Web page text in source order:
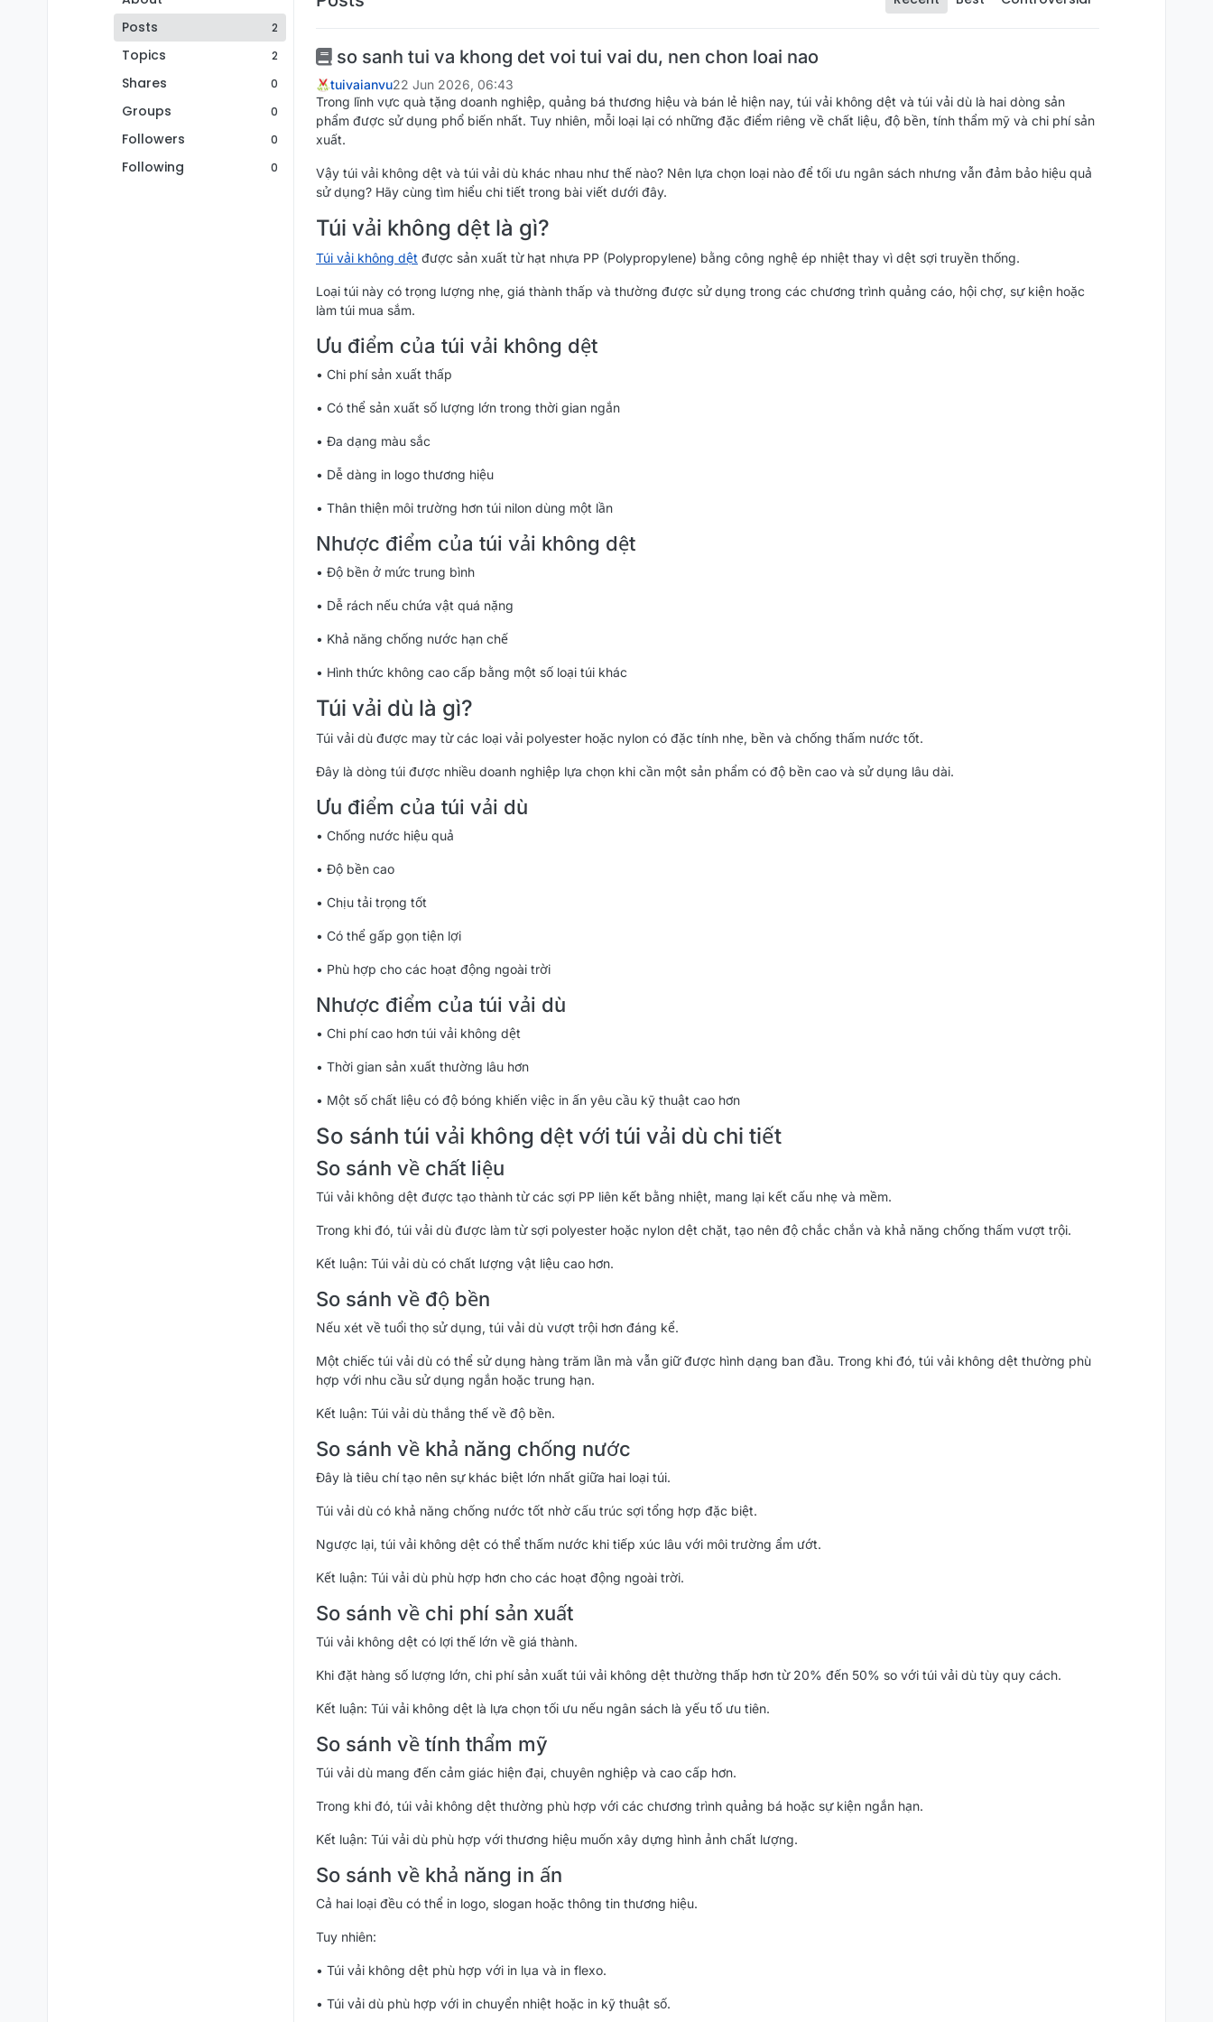
Posts
2
Topics 2
Shares 0
Groups 0
Followers 0
Following 0
so sanh tui va khong det voi tui vai du, nen chon loai nao
tuivaianvu22 Jun 2026, 06:43
Trong lĩnh vực quà tặng doanh nghiệp, quảng bá thương hiệu và bán lẻ hiện nay, túi vải không dệt và túi vải dù là hai dòng sản
phẩm được sử dụng phổ biến nhất. Tuy nhiên, mỗi loại lại có những đặc điểm riêng về chất liệu, độ bền, tính thẩm mỹ và chi phí sản
xuất.
Vậy túi vải không dệt và túi vải dù khác nhau như thế nào? Nên lựa chọn loại nào để tối ưu ngân sách nhưng vẫn đảm bảo hiệu quả
sử dụng? Hãy cùng tìm hiểu chi tiết trong bài viết dưới đây.
Túi vải không dệt là gì?
Túi vải không dệt được sản xuất từ hạt nhựa PP (Polypropylene) bằng công nghệ ép nhiệt thay vì dệt sợi truyền thống.
Loại túi này có trọng lượng nhẹ, giá thành thấp và thường được sử dụng trong các chương trình quảng cáo, hội chợ, sự kiện hoặc
làm túi mua sắm.
Ưu điểm của túi vải không dệt
• Chi phí sản xuất thấp
• Có thể sản xuất số lượng lớn trong thời gian ngắn
• Đa dạng màu sắc
• Dễ dàng in logo thương hiệu
• Thân thiện môi trường hơn túi nilon dùng một lần
Nhược điểm của túi vải không dệt
• Độ bền ở mức trung bình
• Dễ rách nếu chứa vật quá nặng
• Khả năng chống nước hạn chế
• Hình thức không cao cấp bằng một số loại túi khác
Túi vải dù là gì?
Túi vải dù được may từ các loại vải polyester hoặc nylon có đặc tính nhẹ, bền và chống thấm nước tốt.
Đây là dòng túi được nhiều doanh nghiệp lựa chọn khi cần một sản phẩm có độ bền cao và sử dụng lâu dài.
Ưu điểm của túi vải dù
• Chống nước hiệu quả
• Độ bền cao
• Chịu tải trọng tốt
• Có thể gấp gọn tiện lợi
• Phù hợp cho các hoạt động ngoài trời
Nhược điểm của túi vải dù
• Chi phí cao hơn túi vải không dệt
• Thời gian sản xuất thường lâu hơn
• Một số chất liệu có độ bóng khiến việc in ấn yêu cầu kỹ thuật cao hơn
So sánh túi vải không dệt với túi vải dù chi tiết
So sánh về chất liệu
Túi vải không dệt được tạo thành từ các sợi PP liên kết bằng nhiệt, mang lại kết cấu nhẹ và mềm.
Trong khi đó, túi vải dù được làm từ sợi polyester hoặc nylon dệt chặt, tạo nên độ chắc chắn và khả năng chống thấm vượt trội.
Kết luận: Túi vải dù có chất lượng vật liệu cao hơn.
So sánh về độ bền
Nếu xét về tuổi thọ sử dụng, túi vải dù vượt trội hơn đáng kể.
Một chiếc túi vải dù có thể sử dụng hàng trăm lần mà vẫn giữ được hình dạng ban đầu. Trong khi đó, túi vải không dệt thường phù
hợp với nhu cầu sử dụng ngắn hoặc trung hạn.
Kết luận: Túi vải dù thắng thế về độ bền.
So sánh về khả năng chống nước
Đây là tiêu chí tạo nên sự khác biệt lớn nhất giữa hai loại túi.
Túi vải dù có khả năng chống nước tốt nhờ cấu trúc sợi tổng hợp đặc biệt.
Ngược lại, túi vải không dệt có thể thấm nước khi tiếp xúc lâu với môi trường ẩm ướt.
Kết luận: Túi vải dù phù hợp hơn cho các hoạt động ngoài trời.
So sánh về chi phí sản xuất
Túi vải không dệt có lợi thế lớn về giá thành.
Khi đặt hàng số lượng lớn, chi phí sản xuất túi vải không dệt thường thấp hơn từ 20% đến 50% so với túi vải dù tùy quy cách.
Kết luận: Túi vải không dệt là lựa chọn tối ưu nếu ngân sách là yếu tố ưu tiên.
So sánh về tính thẩm mỹ
Túi vải dù mang đến cảm giác hiện đại, chuyên nghiệp và cao cấp hơn.
Trong khi đó, túi vải không dệt thường phù hợp với các chương trình quảng bá hoặc sự kiện ngắn hạn.
Kết luận: Túi vải dù phù hợp với thương hiệu muốn xây dựng hình ảnh chất lượng.
So sánh về khả năng in ấn
Cả hai loại đều có thể in logo, slogan hoặc thông tin thương hiệu.
Tuy nhiên:
• Túi vải không dệt phù hợp với in lụa và in flexo.
• Túi vải dù phù hợp với in chuyển nhiệt hoặc in kỹ thuật số.